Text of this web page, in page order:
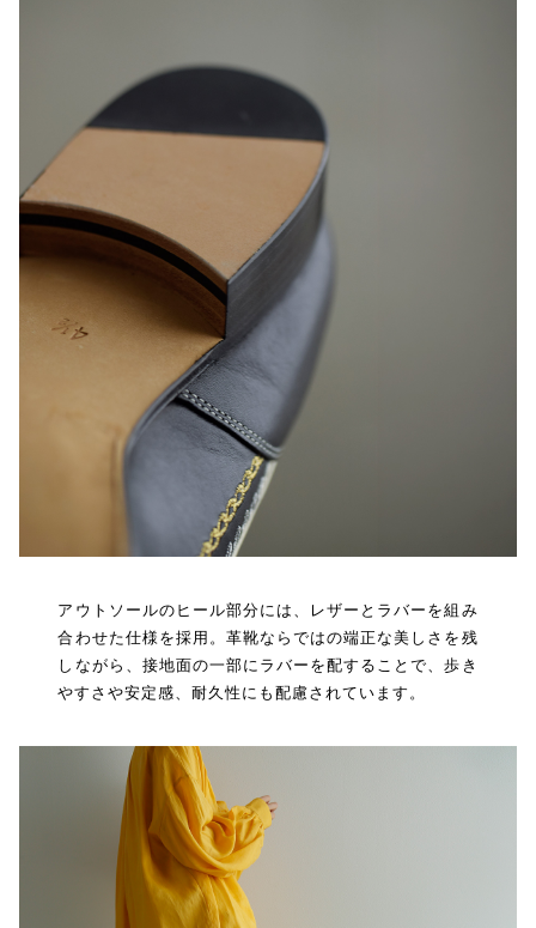
アウトソールのヒール部分には、レザーとラバーを組み
合わせた仕様を採用。革靴ならではの端正な美しさを残
しながら、接地面の一部にラバーを配することで、歩き
やすさや安定感、耐久性にも配慮されています。